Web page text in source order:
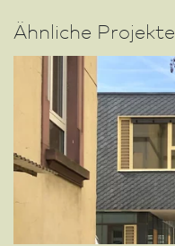
Ähnliche Projekte